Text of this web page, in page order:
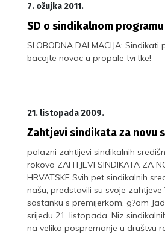
7. ožujka 2011.
SD o sindikalnom
SLOBODNA DALMACIJA: Sindikati
bacajte novac u propale tvrtke!
21. listopada 2009.
Zahtjevi sindikata za novu
polazni zahtijevi sindikalnih
rokova ZAHTJEVI SINDIKATA ZA
HRVATSKE Svih pet sindikalnih
našu, predstavili su svoje zahtjeve
sastanku s premijerkom, g?om
srijedu 21. listopada. Niz
na veliko pospremanje u društvu